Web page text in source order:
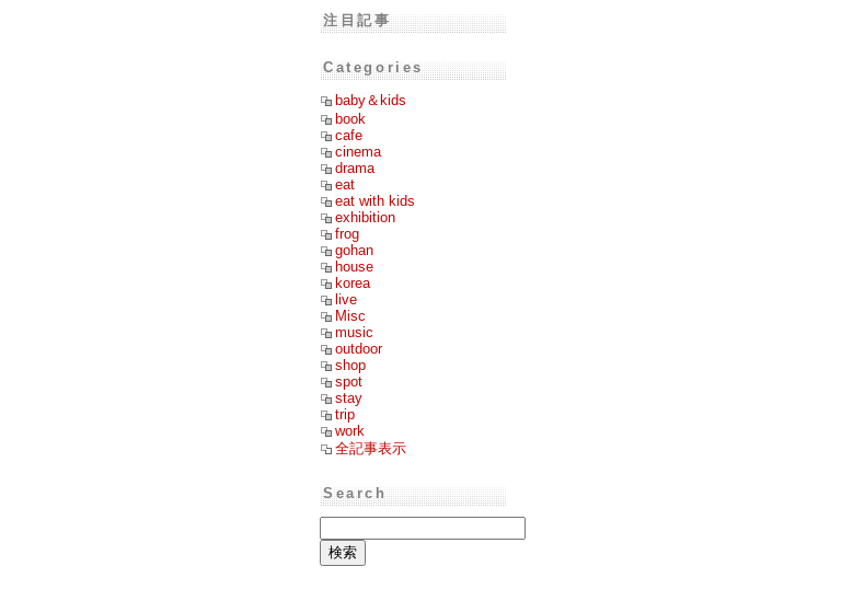
注目記事
Categories
baby＆kids
book
cafe
cinema
drama
eat
eat with kids
exhibition
frog
gohan
house
korea
live
Misc
music
outdoor
shop
spot
stay
trip
work
全記事表示
Search